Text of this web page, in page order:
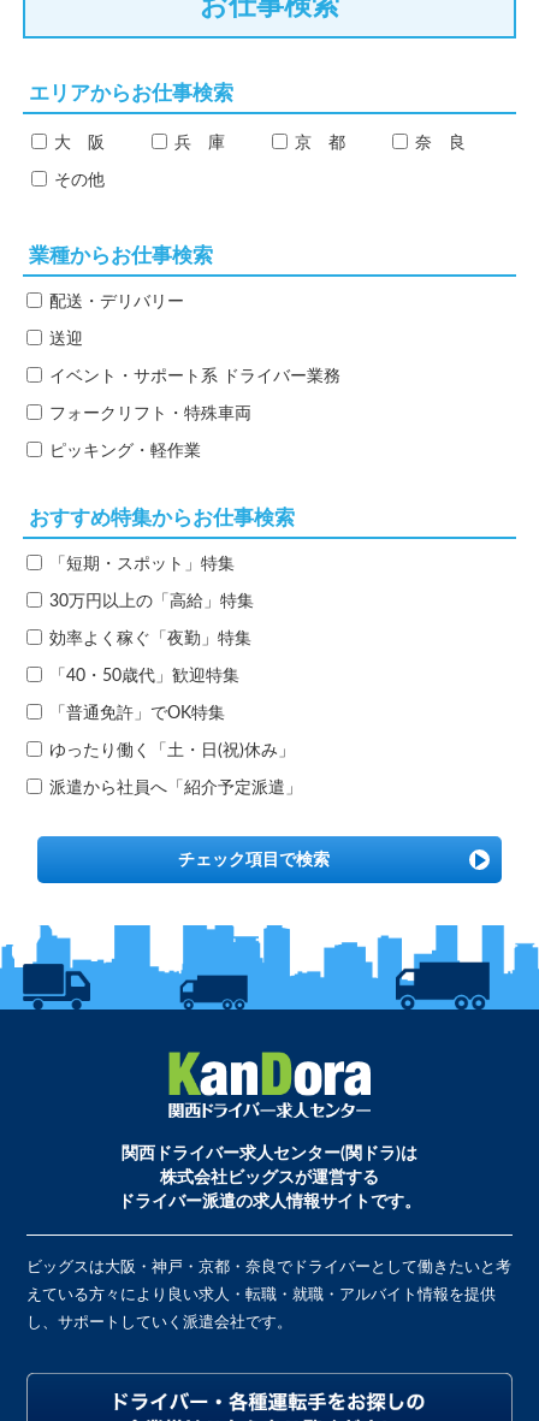
お仕事検索
エリアからお仕事検索
大 阪 兵 庫 京 都 奈 良
その他
業種からお仕事検索
配送・デリバリー
送迎
イベント・サポート系 ドライバー業務
フォークリフト・特殊車両
ピッキング・軽作業
おすすめ特集からお仕事検索
「短期・スポット」特集
30万円以上の「高給」特集
効率よく稼ぐ「夜勤」特集
「40・50歳代」歓迎特集
「普通免許」でOK特集
ゆったり働く「土・日(祝)休み」
派遣から社員へ「紹介予定派遣」
チェック項目で検索
関西ドライバー求人センター(関ドラ)は
株式会社ビッグスが運営する
ドライバー派遣の求人情報サイトです。
ビッグスは大阪・神戸・京都・奈良でドライバーとして働きたいと考
えている方々により良い求人・転職・就職・アルバイト情報を提供
し、サポートしていく派遣会社です。